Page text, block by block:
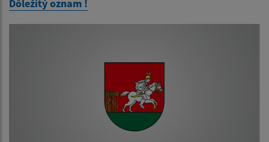
Dôležitý oznam !